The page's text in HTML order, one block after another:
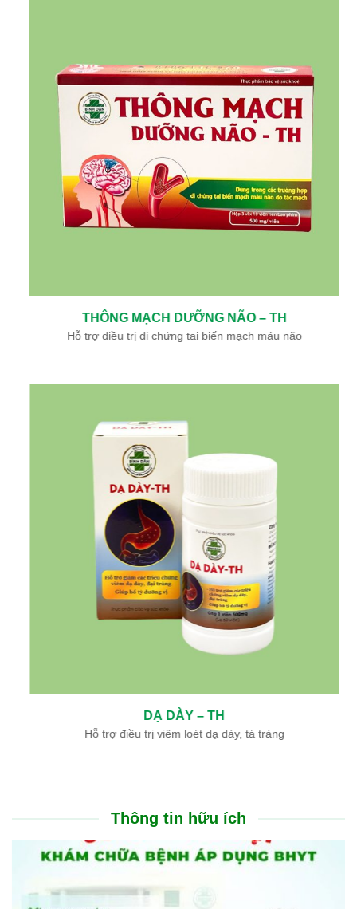
THÔNG MẠCH DƯỠNG NÃO – TH
Hỗ trợ điều trị di chứng tai biến mạch máu não
DẠ DÀY – TH
Hỗ trợ điều trị viêm loét dạ dày, tá tràng
Thông tin hữu ích